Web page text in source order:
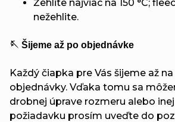
Žehlite najviac na 150 °C;
nežehlite.
🪡 Šijeme až po objednávke
Každý čiapka pre Vás šijeme až
objednávky. Vďaka tomu sa
drobnej úprave rozmeru alebo
požiadavku prosím uveďte do